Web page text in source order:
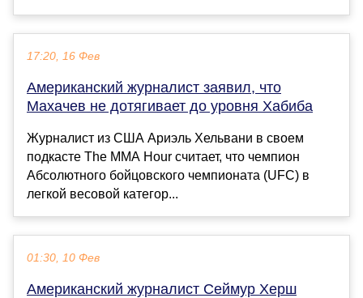
17:20, 16 Фев
Американский журналист заявил, что
Махачев не дотягивает до уровня Хабиба
Журналист из США Ариэль Хельвани в своем
подкасте The MMA Hour считает, что чемпион
Абсолютного бойцовского чемпионата (UFC) в
легкой весовой категор...
01:30, 10 Фев
Американский журналист Сеймур Херш